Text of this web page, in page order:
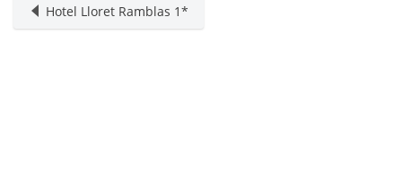
Hotel Lloret Ramblas 1*